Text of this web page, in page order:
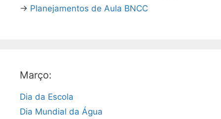
→ Planejamentos de Aula BNCC
Março:
Dia da Escola
Dia Mundial da Água